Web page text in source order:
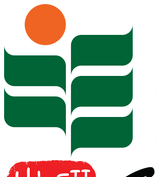
Skip to content